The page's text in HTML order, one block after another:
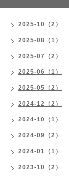
2025-10（2）
2025-08（1）
2025-07（2）
2025-06（1）
2025-05（2）
2024-12（2）
2024-10（1）
2024-09（2）
2024-01（1）
2023-10（2）